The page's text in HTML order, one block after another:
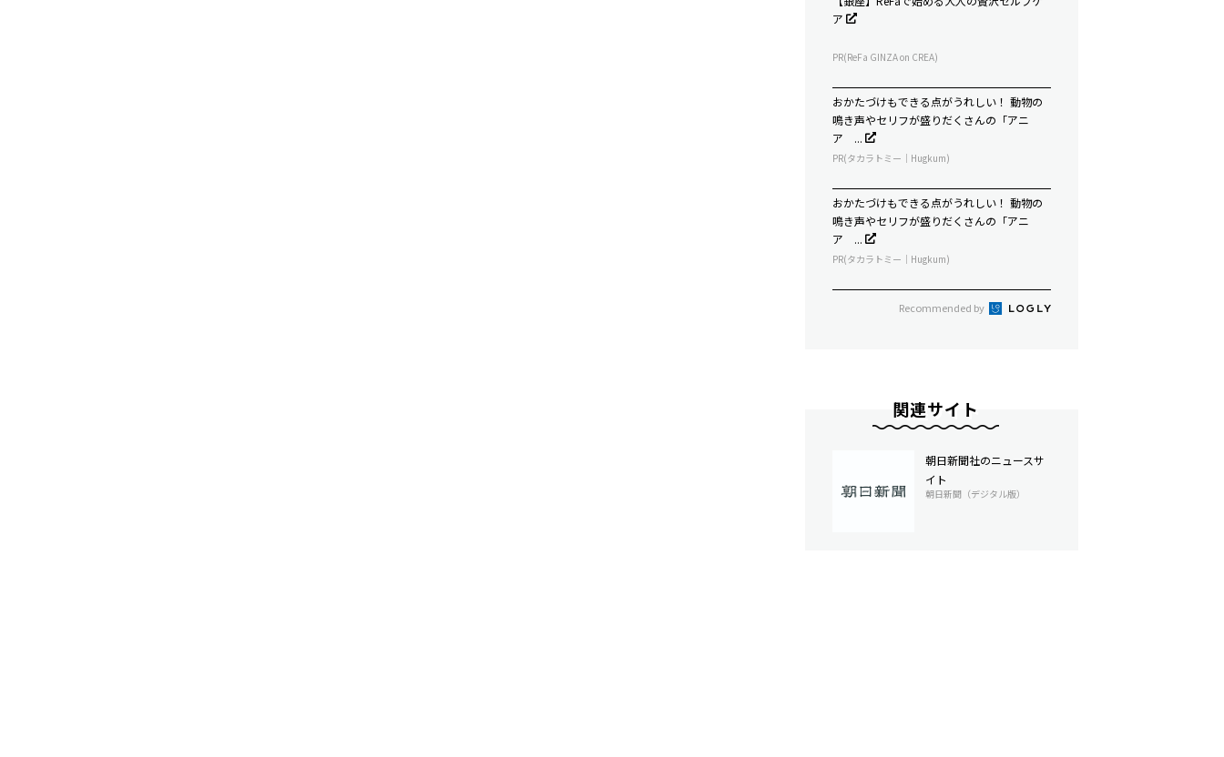
ア
PR(ReFa GINZA on CREA)
おかたづけもできる点がうれしい！ 動物の
鳴き声やセリフが盛りだくさんの「アニ
ア ...
PR(タカラトミー｜Hugkum)
おかたづけもできる点がうれしい！ 動物の
鳴き声やセリフが盛りだくさんの「アニ
ア ...
PR(タカラトミー｜Hugkum)
Recommended by
関連サイト
朝日新聞社のニュースサ
イト
朝日新聞（デジタル版）